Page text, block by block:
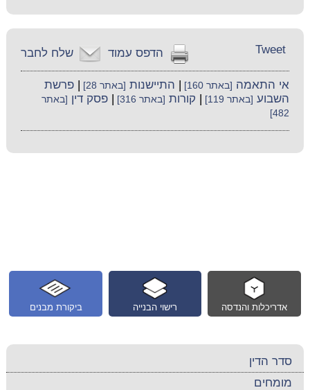
שלח לחבר הדפס עמוד Tweet
אי התאמה [באתר 160] התיישנות [באתר 28] |פרשת
השבוע [באתר 119] קורות [באתר 316] |פסק דין [באתר
482]
ביקורת מבנים רישוי הבנייה אדריכלות והנדסה
סדר הדין
מומחים